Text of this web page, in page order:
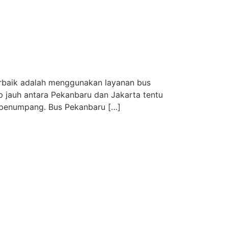
adalah menggunakan layanan bus
antara Pekanbaru dan Jakarta tentu
Bus Pekanbaru […]